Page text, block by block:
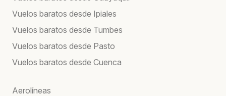
Vuelos baratos desde Ipiales
Vuelos baratos desde Tumbes
Vuelos baratos desde Pasto
Vuelos baratos desde Cuenca
Aerolíneas